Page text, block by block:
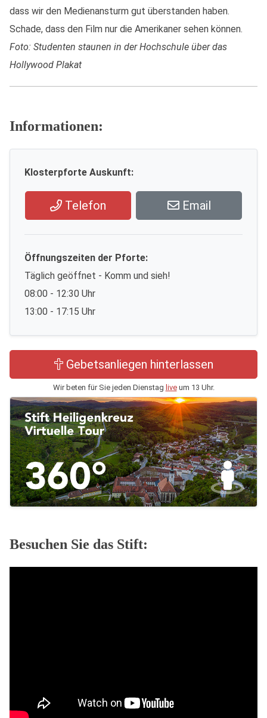
dass wir den Medienansturm gut überstanden haben.
Schade, dass den Film nur die Amerikaner sehen können.
Foto: Studenten staunen in der Hochschule über das
Hollywood Plakat
Informationen:
Klosterpforte Auskunft:
Telefon Email
Öffnungszeiten der Pforte:
Täglich geöffnet - Komm und sieh!
08:00 - 12:30 Uhr
13:00 - 17:15 Uhr
Gebetsanliegen hinterlassen
Wir beten für Sie jeden Dienstag liveum 13 Uhr.
Besuchen Sie das Stift: